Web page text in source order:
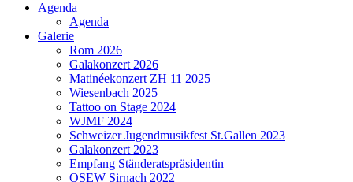
Agenda
Agenda
Galerie
Rom 2026
Galakonzert 2026
Matinéekonzert ZH 11 2025
Wiesenbach 2025
Tattoo on Stage 2024
WJMF 2024
Schweizer Jugendmusikfest St.Gallen 2023
Galakonzert 2023
Empfang Ständeratspräsidentin
OSEW Sirnach 2022